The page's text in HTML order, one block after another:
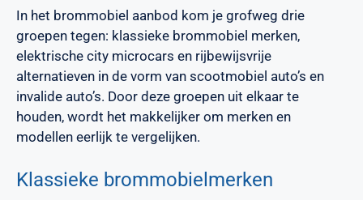
In het brommobiel aanbod kom je grofweg drie
groepen tegen: klassieke brommobiel merken,
elektrische city microcars en rijbewijsvrije
alternatieven in de vorm van scootmobiel auto’s en
invalide auto’s. Door deze groepen uit elkaar te
houden, wordt het makkelijker om merken en
modellen eerlijk te vergelijken.
Klassieke brommobielmerken